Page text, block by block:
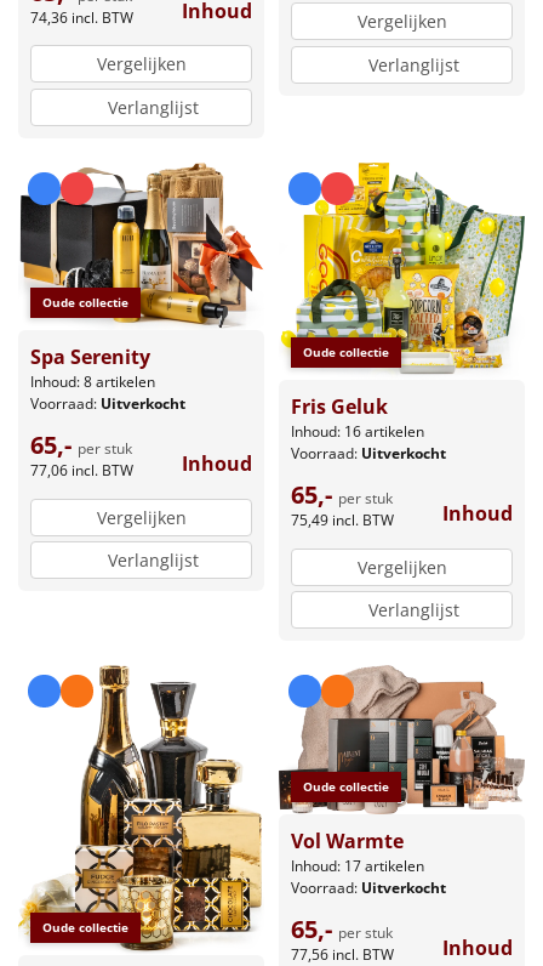
74,36 incl. BTW Inhoud
Vergelijken
Verlanglijst
Vergelijken
Verlanglijst
Oude collectie
Spa Serenity
Inhoud: 8 artikelen
Voorraad: Uitverkocht
65,- per stuk
77,06 incl. BTW Inhoud
Vergelijken
Verlanglijst
Oude collectie
Fris Geluk
Inhoud: 16 artikelen
Voorraad: Uitverkocht
65,- per stuk
75,49 incl. BTW Inhoud
Vergelijken
Verlanglijst
Oude collectie
Oude collectie
Vol Warmte
Inhoud: 17 artikelen
Voorraad: Uitverkocht
65,- per stuk
77,56 incl. BTW Inhoud